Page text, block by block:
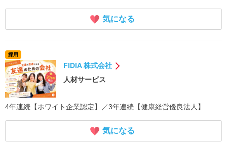
気になる
採用
FIDIA 株式会社
人材サービス
4年連続【ホワイト企業認定】／3年連続【健康経営優良法人】
気になる